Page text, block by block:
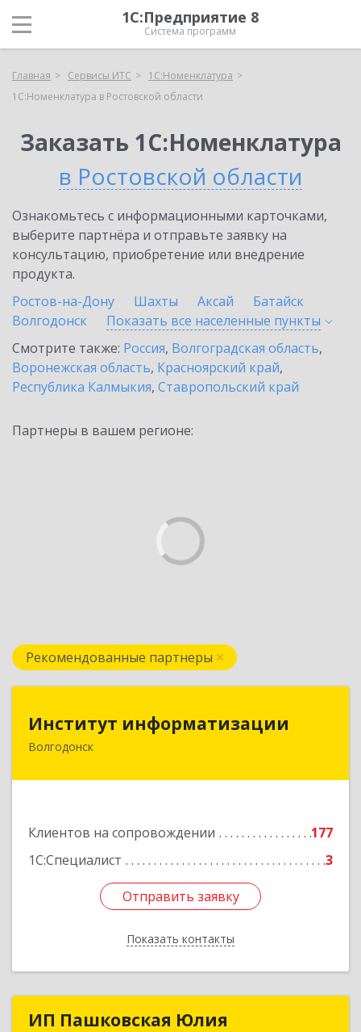
1С:Предприятие 8
Система программ
Главная Сервисы ИТС
1С:Номенклатура
1С:Номенклатура в Ростовской области
Заказать 1С:Номенклатура
в Ростовской области
Ознакомьтесь с информационными карточками,
выберите партнёра и отправьте заявку на
консультацию, приобретение или внедрение
продукта.
Ростов-на-Дону
Шахты Аксай
Батайск
Волгодонск
Показать все населенные пункты
Смотрите также: Россия, Волгоградская область,
Воронежская область, Красноярский край,
Республика Калмыкия, Ставропольский край
Партнеры в вашем регионе:
Рекомендованные партнеры
Институт информатизации
Волгодонск
Клиентов на сопровождении
177
1С:Специалист
3
Отправить заявку
Показать контакты
Институт информатизации
347383, Ростовская обл, Волгодонск г, Маршала
Отправить заявку
Назад
ИП Пашковская ЮлияИП Пашковская Юлия